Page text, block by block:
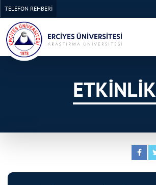
TELEFON REHBERİ
ETKİNLİK